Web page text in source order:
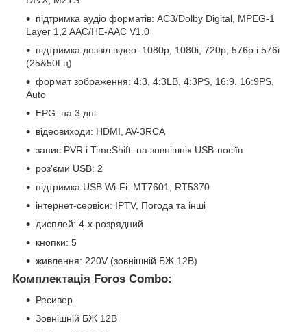
підтримка аудіо форматів: АС3/Dolby Digital, MPEG-1
Layer 1,2 AAC/HE-AAC V1.0
підтримка дозвіл відео: 1080p, 1080i, 720p, 576p і 576i
(25&50Гц)
формат зображення: 4:3, 4:3LB, 4:3PS, 16:9, 16:9PS,
Auto
EPG: на 3 дні
відеовиходи: HDMI, AV-3RCA
запис PVR і TimeShift: на зовнішніх USB-носіїв
роз'єми USB: 2
підтримка USB Wi-Fi: MT7601; RT5370
інтернет-сервіси: IPTV, Погода та інші
дисплей: 4-х розрядний
кнопки: 5
живлення: 220V (зовнішній БЖ 12В)
Комплектація Foros Combo:
Ресивер
Зовнішній БЖ 12В